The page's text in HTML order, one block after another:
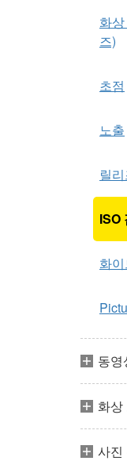
화
즈)
초점
노출
릴
ISO
화
동영
화상
사진